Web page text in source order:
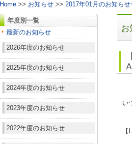
Home >> お知らせ >> 2017年01月のお知らせ
年度別一覧
最新のお知らせ
2026年度のお知らせ
2025年度のお知らせ
2024年度のお知らせ
2023年度のお知らせ
2022年度のお知らせ
お
い